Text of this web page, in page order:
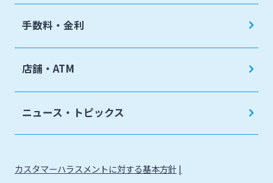
手数料・金利
店舗・ATM
ニュース・トピックス
カスタマーハラスメントに対する基本方針